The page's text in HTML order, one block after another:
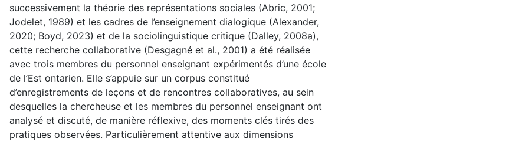
successivement la théorie des représentations sociales (Abric, 2001;
Jodelet, 1989) et les cadres de l’enseignement dialogique (Alexander,
2020; Boyd, 2023) et de la sociolinguistique critique (Dalley, 2008a),
cette recherche collaborative (Desgagné et al., 2001) a été réalisée
avec trois membres du personnel enseignant expérimentés d’une école
de l’Est ontarien. Elle s’appuie sur un corpus constitué
d’enregistrements de leçons et de rencontres collaboratives, au sein
desquelles la chercheuse et les membres du personnel enseignant ont
analysé et discuté, de manière réflexive, des moments clés tirés des
pratiques observées. Particulièrement attentive aux dimensions